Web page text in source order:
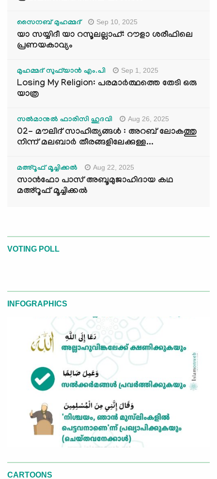
സൈനബ് മുഹമ്മദ് Sep 10, 2025
യാ സയ്യിദീ യാ റസൂലല്ലാഹ്: റൗളാ ശരീഫിലെ
പ്രണയകാവ്യം
മുഹമ്മദ് സുഫ്‌യാൻ എം.പി Sep 1, 2025
Losing My Religion: പരമാർത്ഥത്തെ തേടി ഒരു
യാത്ര
സൽമാനുൽ ഫാരിസി ഹുദവി Aug 26, 2025
02- മൗലിദ് സാഹിത്യങ്ങൾ : അറബ് ലോകത്തു
നിന്ന് മലബാർ തീരങ്ങളിലേക്കുള്ള...
മഅ്റൂഫ് മൂച്ചിക്കല്‍ Aug 22, 2025
സാൻഫോ പാസ് അബൂമുജാഹിദായ കഥ
മഅ്റൂഫ് മൂച്ചിക്കല്‍
VOTING POLL
INFOGRAPHICS
CARTOONS